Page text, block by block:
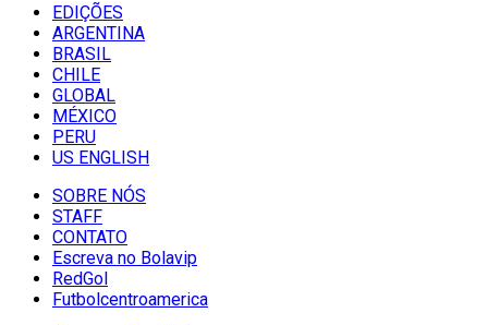
EDIÇÕES
ARGENTINA
BRASIL
CHILE
GLOBAL
MÉXICO
PERU
US ENGLISH
SOBRE NÓS
STAFF
CONTATO
Escreva no Bolavip
RedGol
Futbolcentroamerica